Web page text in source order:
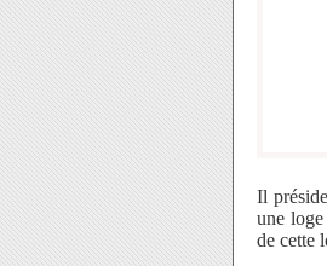
Il
une
de cette